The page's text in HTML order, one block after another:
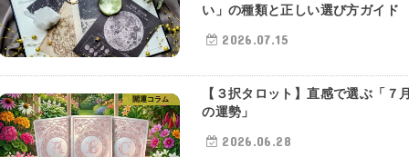
い」の種類と正しい選び方ガイド
2026.07.15
開運コラム
【３択タロット】直感で選ぶ「７
の運勢」
2026.06.28